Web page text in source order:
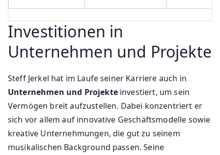
Investitionen in
Unternehmen und Projekte
Steff Jerkel hat im Laufe seiner Karriere auch in
Unternehmen und Projekteinvestiert, um sein
Vermögen breit aufzustellen. Dabei konzentriert er
sich vor allem auf innovative Geschäftsmodelle sowie
kreative Unternehmungen, die gut zu seinem
musikalischen Background passen. Seine